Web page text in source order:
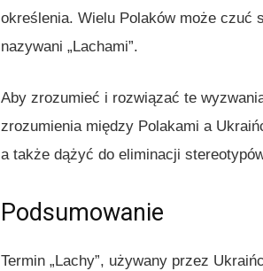
określenia. Wielu Polaków może czuć
nazywani „Lachami”.
Aby zrozumieć i rozwiązać te
zrozumienia między Polakami a
a także dążyć do eliminacji
Podsumowanie
Termin „Lachy”, używany przez